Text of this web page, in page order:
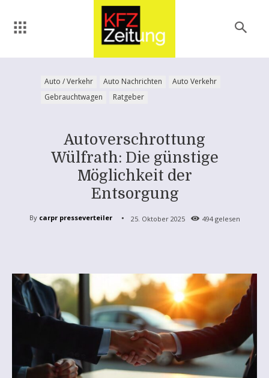
Auto / Verkehr Auto Nachrichten
Auto Verkehr
Gebrauchtwagen
Ratgeber
Autoverschrottung
Wülfrath: Die günstige
Möglichkeit der
Entsorgung
By carpr presseverteiler 25. Oktober 2025 494gelesen